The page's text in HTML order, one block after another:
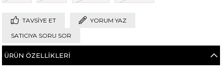
TAVSIYE ET YORUM YAZ
SATICIYA SORU SOR
ÜRÜN ÖZELLIKLERI